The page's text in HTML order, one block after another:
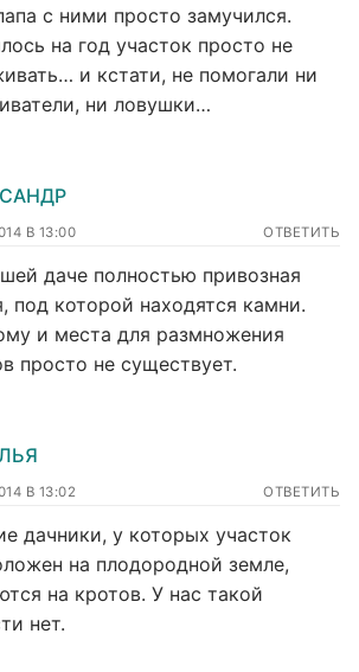
с ними просто замучился.
на год участок просто не
и кстати, не помогали ни
ни ловушки…
В 13:00 ОТВЕТИТЬ
даче полностью привозная
под которой находятся камни.
и места для размножения
просто не существует.
В 13:02 ОТВЕТИТЬ
дачники, у которых участок
на плодородной земле,
на кротов. У нас такой
нет.